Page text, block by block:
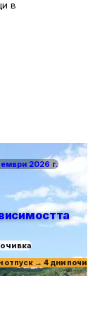
в
2026 г.
отпуск → 4 дни почивка